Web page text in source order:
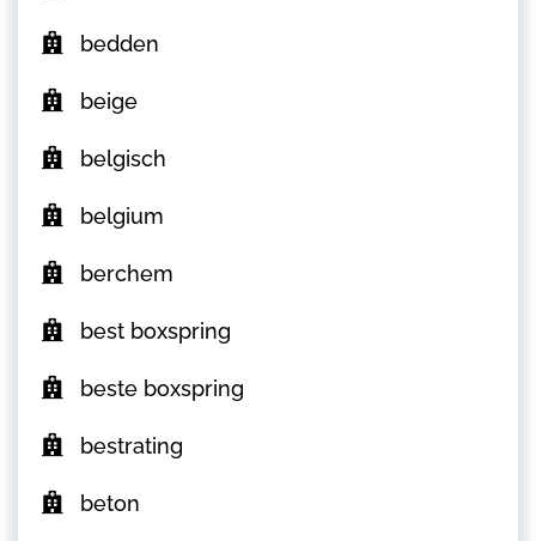
bedden
beige
belgisch
belgium
berchem
best boxspring
beste boxspring
bestrating
beton